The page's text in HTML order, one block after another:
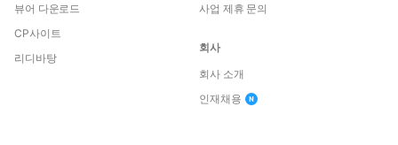
뷰어 다운로드
CP사이트
리디바탕
사업 제휴 문의
회사
회사 소개
인재채용